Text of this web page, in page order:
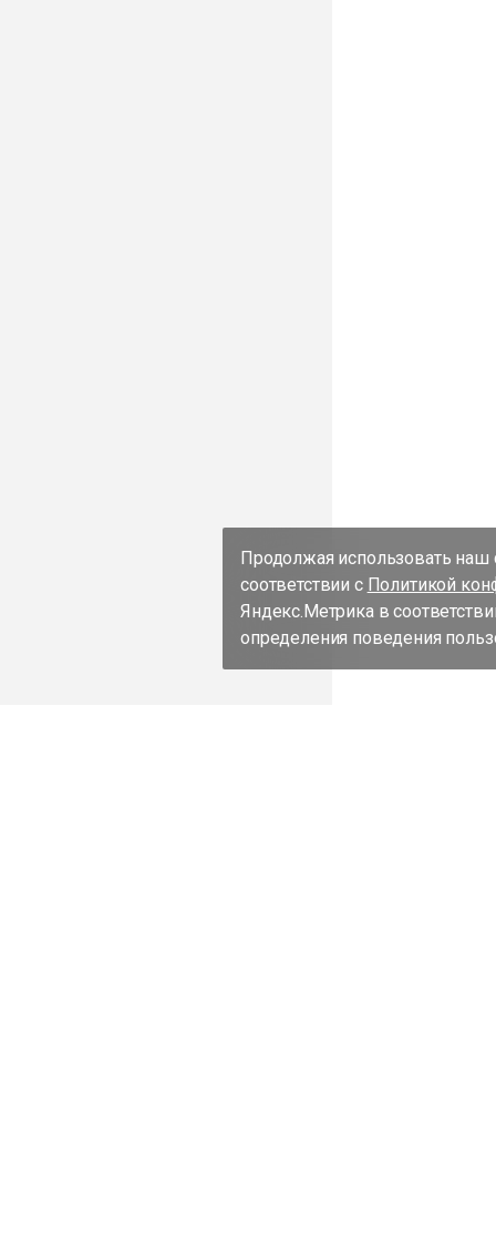
Продолжая использовать наш
соответствии с Политикой
Яндекс.Метрика в
определения поведения